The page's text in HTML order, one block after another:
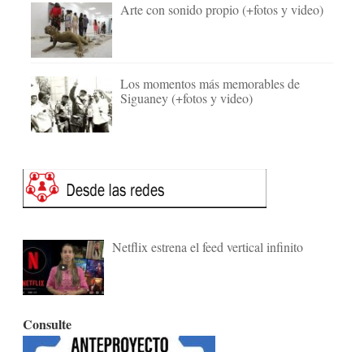
Arte con sonido propio (+fotos y video)
Los momentos más memorables de
Siguaney (+fotos y video)
Netflix estrena el feed vertical infinito
Consulte